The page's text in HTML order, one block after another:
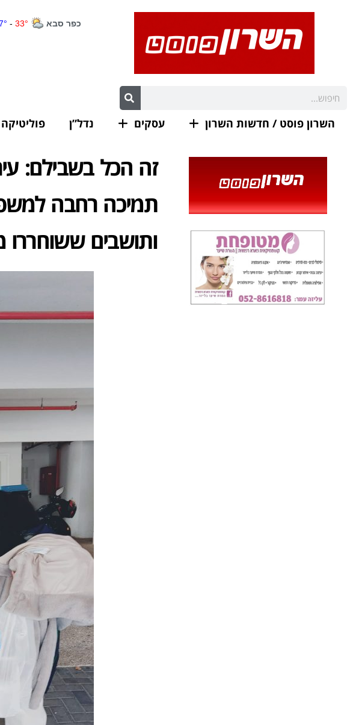
השרון פוסט / חדשות השרון עסקים נדל”ן
זה הכל בשבילם:
תמיכה רחבה
ותושבים ששוחררו